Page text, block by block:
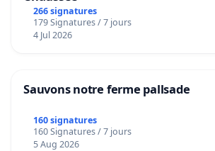
266 signatures
179 Signatures / 7 jours
4 Jul 2026
Sauvons notre ferme pallsade
160 signatures
160 Signatures / 7 jours
5 Aug 2026